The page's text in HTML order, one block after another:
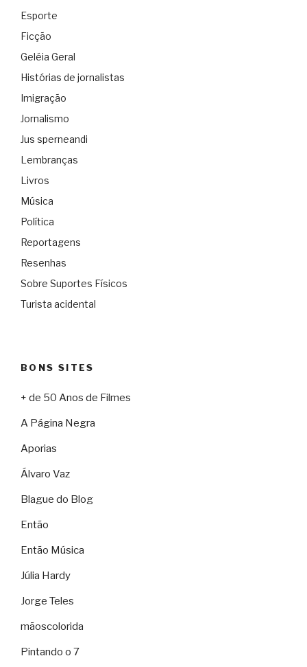
Esporte
Ficção
Geléia Geral
Histórias de jornalistas
Imigração
Jornalismo
Jus sperneandi
Lembranças
Livros
Música
Política
Reportagens
Resenhas
Sobre Suportes Físicos
Turista acidental
BONS SITES
+ de 50 Anos de Filmes
A Página Negra
Aporias
Álvaro Vaz
Blague do Blog
Então
Então Música
Júlia Hardy
Jorge Teles
mãoscolorida
Pintando o 7